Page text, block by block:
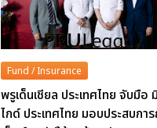
Fund / Insurance
พรูเด็นเชียล ประเทศไทย จับมือ
ไกด์ ประเทศไทย มอบประสบก